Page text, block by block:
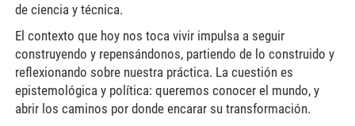
de ciencia y técnica.
El contexto que hoy nos toca vivir impulsa a seguir
construyendo y repensándonos, partiendo de lo construido y
reflexionando sobre nuestra práctica. La cuestión es
epistemológica y política: queremos conocer el mundo, y
abrir los caminos por donde encarar su transformación.